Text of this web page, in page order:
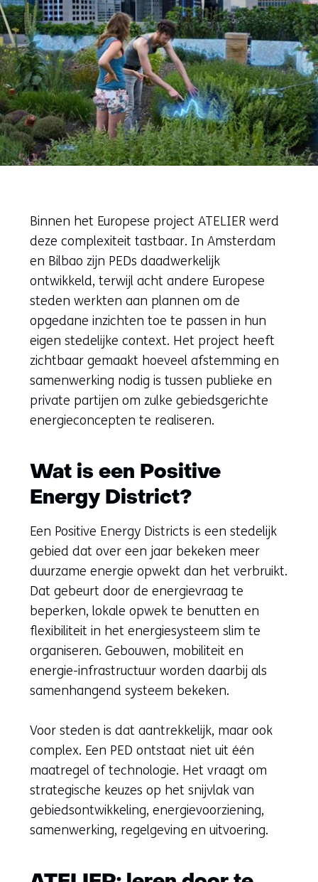
Binnen het Europese project ATELIER werd
deze complexiteit tastbaar. In Amsterdam
en Bilbao zijn PEDs daadwerkelijk
ontwikkeld, terwijl acht andere Europese
steden werkten aan plannen om de
opgedane inzichten toe te passen in hun
eigen stedelijke context. Het project heeft
zichtbaar gemaakt hoeveel afstemming en
samenwerking nodig is tussen publieke en
private partijen om zulke gebiedsgerichte
energieconcepten te realiseren.
Wat is een Positive
Energy District?
Een Positive Energy Districts is een stedelijk
gebied dat over een jaar bekeken meer
duurzame energie opwekt dan het verbruikt.
Dat gebeurt door de energievraag te
beperken, lokale opwek te benutten en
flexibiliteit in het energiesysteem slim te
organiseren. Gebouwen, mobiliteit en
energie-infrastructuur worden daarbij als
samenhangend systeem bekeken.
Voor steden is dat aantrekkelijk, maar ook
complex. Een PED ontstaat niet uit één
maatregel of technologie. Het vraagt om
strategische keuzes op het snijvlak van
gebiedsontwikkeling, energievoorziening,
samenwerking, regelgeving en uitvoering.